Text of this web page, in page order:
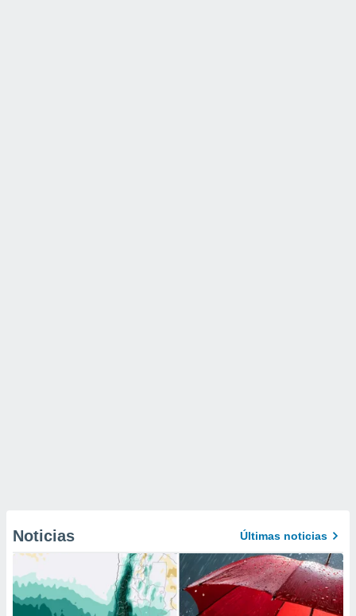
Noticias Últimas noticias